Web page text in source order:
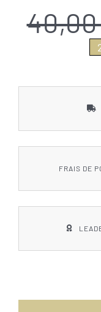
SACD
Le
initial
était :
Le
actuel
est :
FRAIS DE